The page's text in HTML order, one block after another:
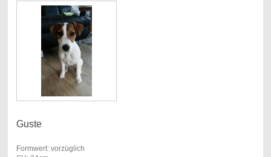
Guste
Formwert: vorzüglich